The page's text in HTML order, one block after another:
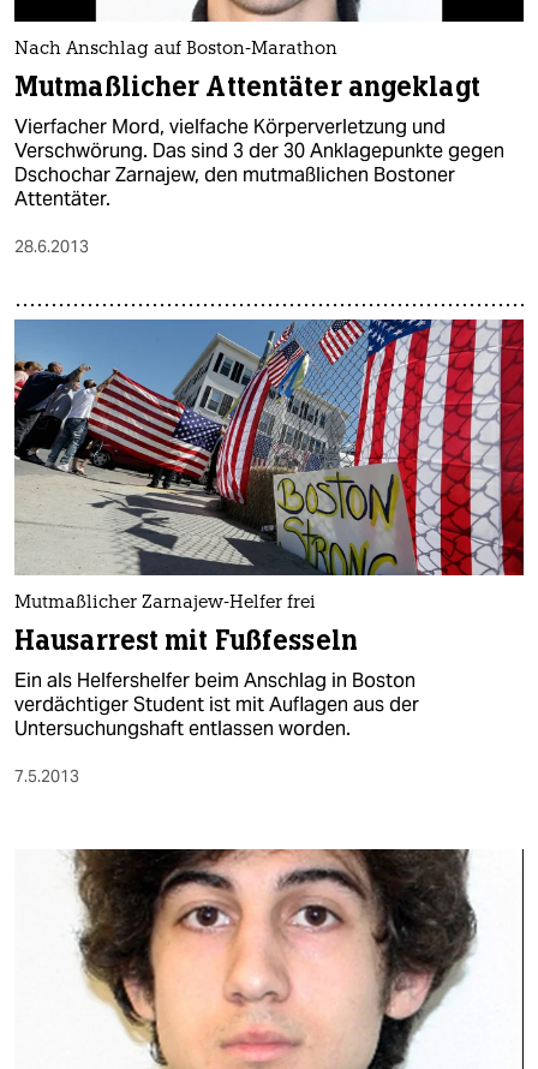
Nach Anschlag auf Boston-Marathon
Mutmaßlicher Attentäter angeklagt
Vierfacher Mord, vielfache Körperverletzung und
Verschwörung. Das sind 3 der 30 Anklagepunkte gegen
Dschochar Zarnajew, den mutmaßlichen Bostoner
Attentäter.
28.6.2013
Mutmaßlicher Zarnajew-Helfer frei
Hausarrest mit Fußfesseln
Ein als Helfershelfer beim Anschlag in Boston
verdächtiger Student ist mit Auflagen aus der
Untersuchungshaft entlassen worden.
7.5.2013